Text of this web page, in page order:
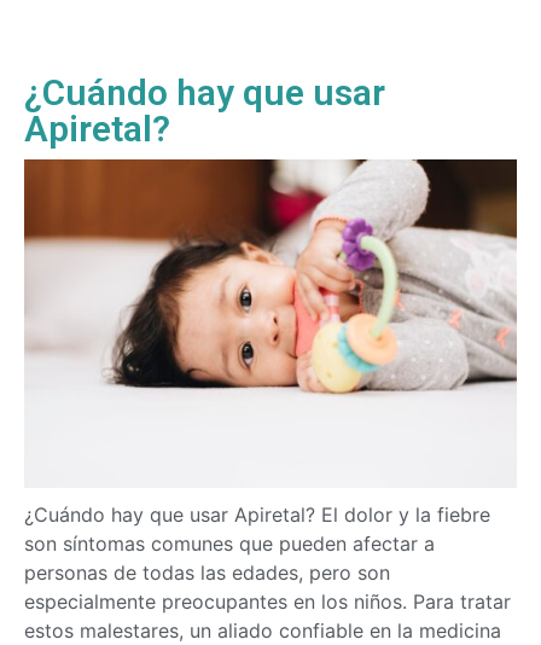
¿Cuándo hay que usar
Apiretal?
¿Cuándo hay que usar Apiretal? El dolor y la fiebre
son síntomas comunes que pueden afectar a
personas de todas las edades, pero son
especialmente preocupantes en los niños. Para tratar
estos malestares, un aliado confiable en la medicina